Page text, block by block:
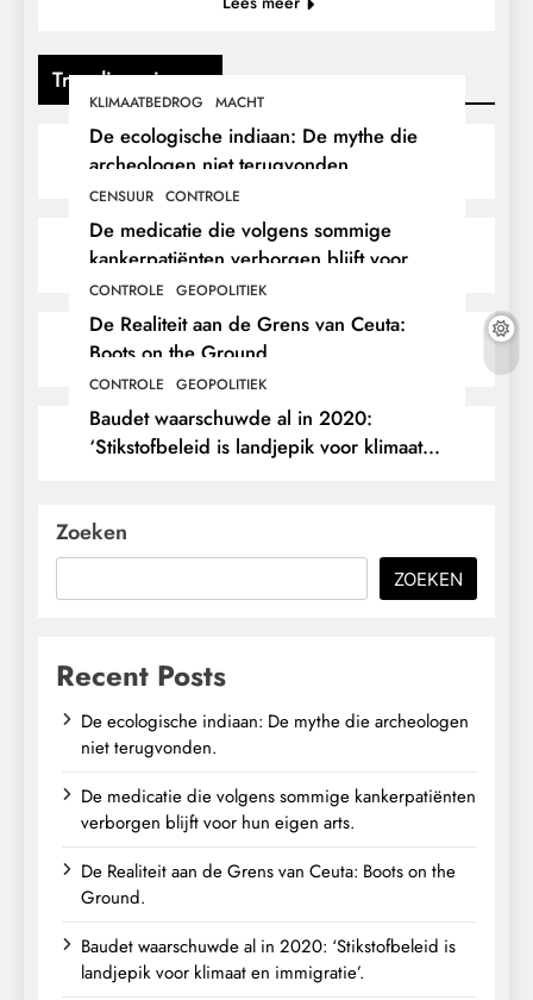
Trending nieuws
KLIMAATBEDROG MACHT
De ecologische indiaan: De mythe die
archeologen niet terugvonden.
CENSUUR CONTROLE
De medicatie die volgens sommige
kankerpatiënten verborgen blijft voor
hun eigen arts.
CONTROLE GEOPOLITIEK
De Realiteit aan de Grens van Ceuta:
Boots on the Ground.
CONTROLE GEOPOLITIEK
Baudet waarschuwde al in 2020:
‘Stikstofbeleid is landjepik voor klimaat
Zoeken
ZOEKEN
Recent Posts
De ecologische indiaan: De mythe die archeologen
niet terugvonden.
De medicatie die volgens sommige kankerpatiënten
verborgen blijft voor hun eigen arts.
De Realiteit aan de Grens van Ceuta: Boots on the
Ground.
Baudet waarschuwde al in 2020: ‘Stikstofbeleid is
landjepik voor klimaat en immigratie’.